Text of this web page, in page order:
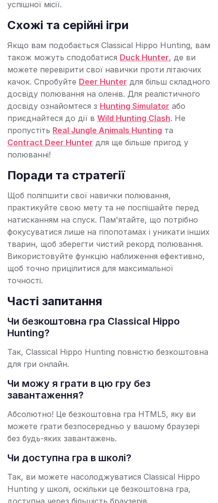
успішної місії.
Схожі та серійні ігри
Якщо вам подобається Classical Hippo Hunting, вам
також можуть сподобатися Duck Hunter, де ви
можете перевірити свої навички проти літаючих
качок. Спробуйте Deer Hunter для більш складного
досвіду полювання на оленів. Для реалістичного
досвіду ознайомтеся з Hunting Simulator або
приєднайтеся до дії в Wild Hunting Clash. Не
пропустіть Real Jungle Animals Hunting та
Contract Deer Hunter для ще більше пригод у
полюванні!
Поради та стратегії
Щоб поліпшити свої навички полювання,
практикуйте свою мету та не поспішайте перед
натисканням на спуск. Пам'ятайте, що потрібно
фокусуватися лише на гіпопотамах і уникати інших
тварин, щоб зберегти чистий рекорд полювання.
Використовуйте функцію наближення ефективно,
щоб точно прицілитися для максимальної
точності.
Часті запитання
Чи безкоштовна гра Classical Hippo
Hunting?
Так, Classical Hippo Hunting повністю безкоштовна
для гри онлайн.
Чи можу я грати в цю гру без
завантаження?
Абсолютно! Це безкоштовна гра HTML5, яку ви
можете грати безпосередньо у вашому браузері
без будь-яких завантажень.
Чи доступна гра в школі?
Так, ви можете насолоджуватися Classical Hippo
Hunting у школі, оскільки це безкоштовна гра,